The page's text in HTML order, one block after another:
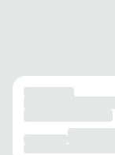
MATERIAL
Emborrachado
Alta
AMORTECIMENTO